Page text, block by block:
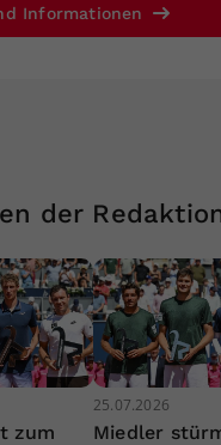
Informationen
der
zum
25.07.2026
Miedler